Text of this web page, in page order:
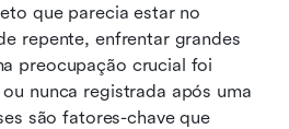
que parecia estar no
repente, enfrentar grandes
preocupação crucial foi
nunca registrada após uma
são fatores-chave que